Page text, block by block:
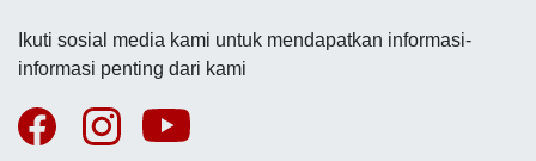
Ikuti sosial media kami untuk mendapatkan informasi-
informasi penting dari kami